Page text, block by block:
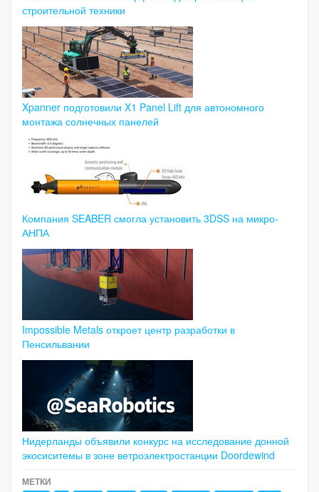
строительной техники
Xpanner подготовили X1 Panel Lift для автономного
монтажа солнечных панелей
Компания SEABER смогла установить 3DSS на микро-
АНПА
Impossible Metals откроет центр разработки в
Пенсильвании
Нидерланды объявили конкурс на исследование донной
экосиситемы в зоне ветроэлектростанции Doordewind
МЕТКИ